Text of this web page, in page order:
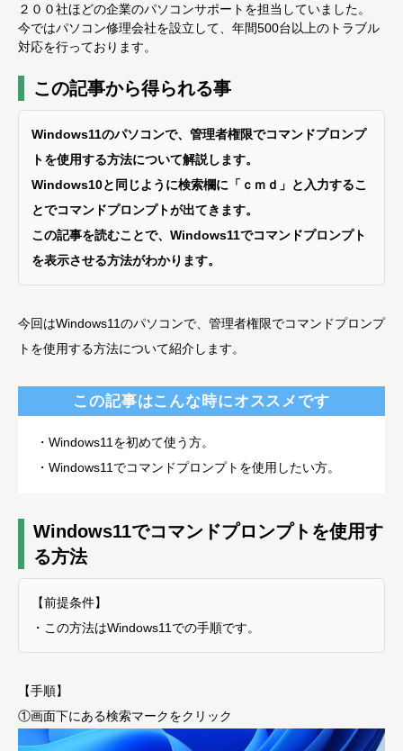
２００社ほどの企業のパソコンサポートを担当していました。
今ではパソコン修理会社を設立して、年間500台以上のトラブル
対応を行っております。
この記事から得られる事
Windows11のパソコンで、管理者権限でコマンドプロンプ
トを使用する方法について解説します。
Windows10と同じように検索欄に「ｃｍｄ」と入力するこ
とでコマンドプロンプトが出てきます。
この記事を読むことで、Windows11でコマンドプロンプト
を表示させる方法がわかります。
今回はWindows11のパソコンで、管理者権限でコマンドプロンプ
トを使用する方法について紹介します。
この記事はこんな時にオススメです
・Windows11を初めて使う方。
・Windows11でコマンドプロンプトを使用したい方。
Windows11でコマンドプロンプトを使用す
る方法
【前提条件】
・この方法はWindows11での手順です。
【手順】
①画面下にある検索マークをクリック